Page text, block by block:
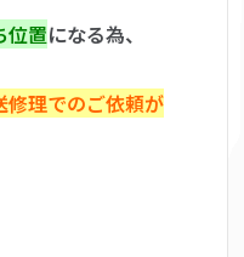
位置になる為、
修理でのご依頼が